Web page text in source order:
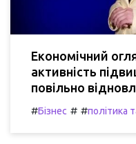
Економічний
активність
повільно
#Бізнес # #політика